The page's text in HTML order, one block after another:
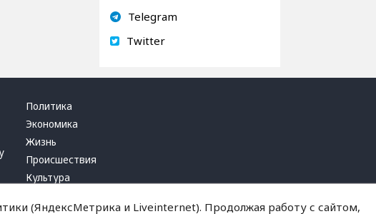
Telegram
Twitter
Политика
Экономика
Жизнь
Происшествия
Культура
(ЯндексМетрика и Liveinternet). Продолжая работу с сайтом,